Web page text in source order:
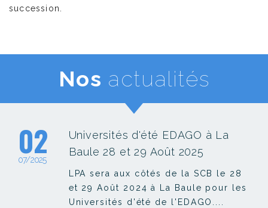
succession.
Nos actualités
02
07/2025
Universités d'été EDAGO à La
Baule 28 et 29 Août 2025
LPA sera aux côtés de la SCB le 28
et 29 Août 2024 à La Baule pour les
Universités d'été de l'EDAGO....